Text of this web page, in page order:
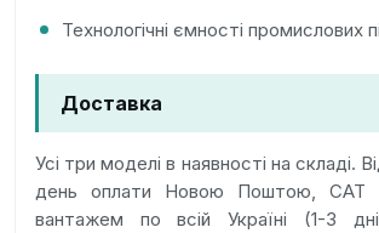
Технологічні ємності промислових
Доставка
Усі три моделі в наявності на складі.
день оплати Новою Поштою, САТ
вантажем по всій Україні (1-3